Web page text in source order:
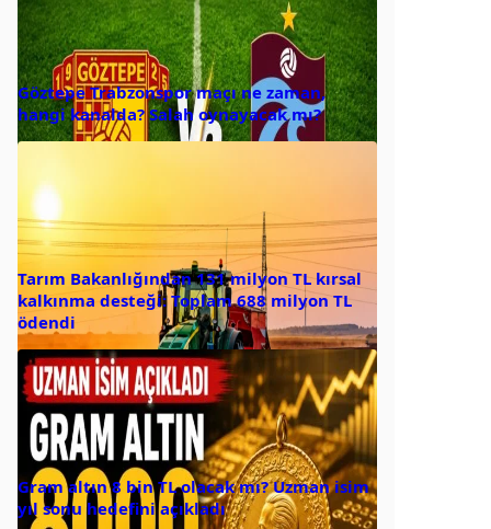
Göztepe Trabzonspor maçı ne zaman,
hangi kanalda? Salah oynayacak mı?
Tarım Bakanlığından 131 milyon TL kırsal
kalkınma desteği: Toplam 688 milyon TL
ödendi
Gram altın 8 bin TL olacak mı? Uzman isim
yıl sonu hedefini açıkladı